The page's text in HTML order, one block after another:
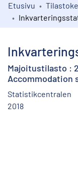
Kokoelmat
Etusivu
Majoitustilasto :
Accommodation
Statistikcentralen
2018